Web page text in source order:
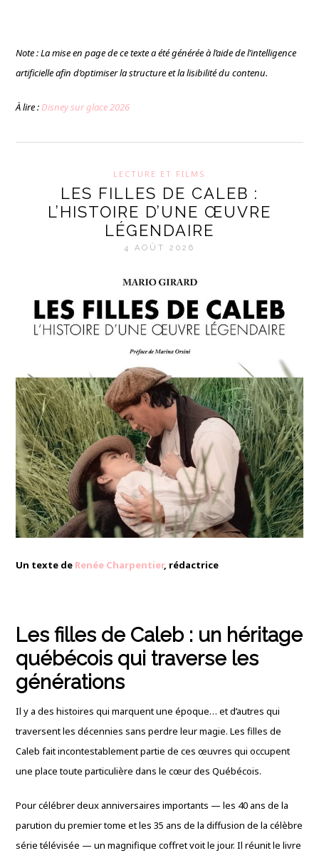
Note : La mise en page de ce texte a été générée à l’aide de l’intelligence
artificielle afin d’optimiser la structure et la lisibilité du contenu.
À lire :Disney sur glace 2026
LECTURE ET FILMS
LES FILLES DE CALEB :
L’HISTOIRE D’UNE ŒUVRE
LÉGENDAIRE
4 AOÛT 2026
Un texte de Renée Charpentier, rédactrice
Les filles de Caleb : un héritage
québécois qui traverse les
générations
Il y a des histoires qui marquent une époque… et d’autres qui
traversent les décennies sans perdre leur magie. Les filles de
Caleb fait incontestablement partie de ces œuvres qui occupent
une place toute particulière dans le cœur des Québécois.
Pour célébrer deux anniversaires importants — les 40 ans de la
parution du premier tome et les 35 ans de la diffusion de la célèbre
série télévisée — un magnifique coffret voit le jour. Il réunit le livre